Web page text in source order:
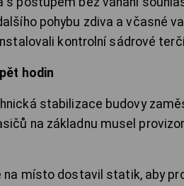
pohybu zdiva a včasné
kontrolní sádrové
hodin
stabilizace budovy
na základnu musel
na místo dostavil statik, aby